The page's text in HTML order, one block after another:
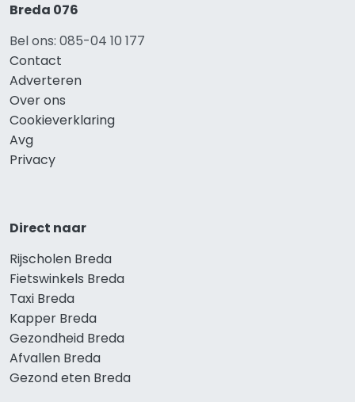
Breda 076
Bel ons: 085-04 10 177
Contact
Adverteren
Over ons
Cookieverklaring
Avg
Privacy
Direct naar
Rijscholen Breda
Fietswinkels Breda
Taxi Breda
Kapper Breda
Gezondheid Breda
Afvallen Breda
Gezond eten Breda